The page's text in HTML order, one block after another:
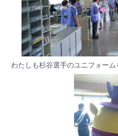
わたしも杉谷選手のユニフォー